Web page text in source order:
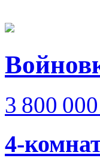
3 800
4-